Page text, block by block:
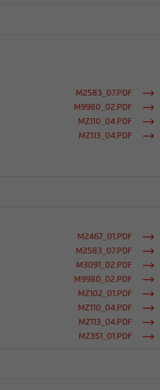
M2583_07.PDF
M9980_02.PDF
MZ110_04.PDF
MZ113_04.PDF
M2467_01.PDF
M2583_07.PDF
M3091_02.PDF
M9980_02.PDF
MZ102_01.PDF
MZ110_04.PDF
MZ113_04.PDF
MZ351_01.PDF